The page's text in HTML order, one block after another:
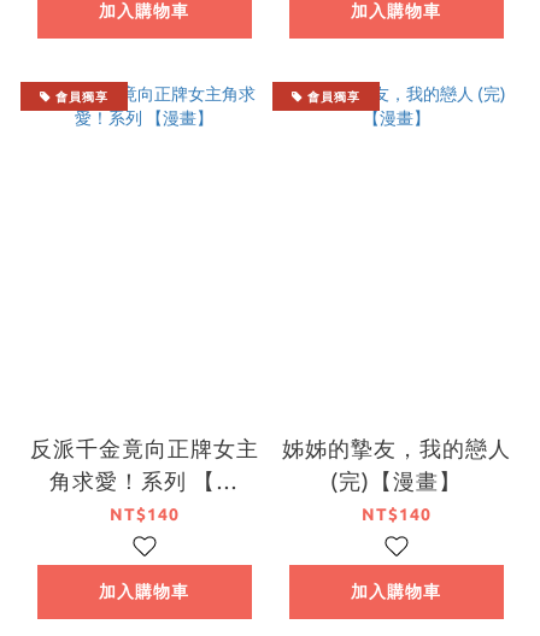
加入購物車 加入購物車
會員獨享
反派千金竟向正牌女主
角求愛！系列 【漫
畫】
NT$140
加入購物車
會員獨享
姊姊的摯友，我的戀人
(完)【漫畫】
NT$140
加入購物車